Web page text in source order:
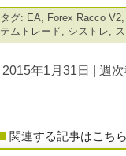
タグ: EA, Forex Racco V2,
テムトレード, シストレ,
2015年1月31日 | 週
関連する記事はこちら